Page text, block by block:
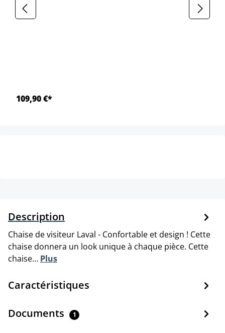
109,90 €*
Description
Chaise de visiteur Laval - Confortable et design ! Cette
chaise donnera un look unique à chaque pièce. Cette
chaise… Plus
Caractéristiques
Documents 1